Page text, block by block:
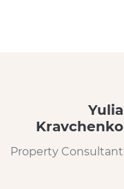
Yulia
Kravchenko
Property Consultant